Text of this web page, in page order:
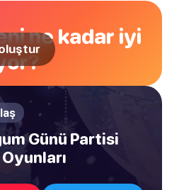
ne kadar iyi
Günü Partisi